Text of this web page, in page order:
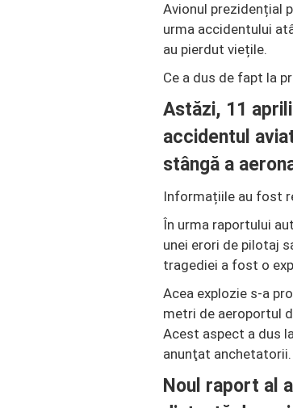
Avionul prezidențial
urma accidentului
au pierdut viețile.
Ce a dus de fapt la
Astăzi, 11
accidentul
stângă a
Informațiile au fost
În urma raportului
unei erori de pilotaj
tragediei a fost o
Acea explozie s-a
metri de aeroportul
Acest aspect a dus
anunţat anchetatorii.
Noul raport al